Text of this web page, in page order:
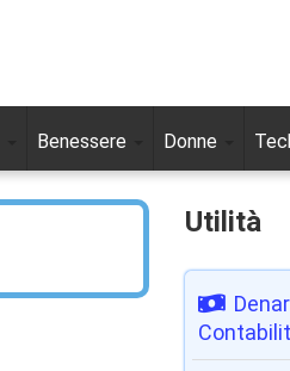
Benessere Donne
Utilità